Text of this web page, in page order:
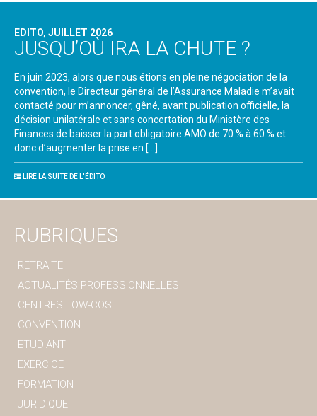
EDITO, JUILLET 2026
JUSQU’OÙ IRA LA CHUTE ?
En juin 2023, alors que nous étions en pleine négociation de la
convention, le Directeur général de l’Assurance Maladie m’avait
contacté pour m’annoncer, gêné, avant publication officielle, la
décision unilatérale et sans concertation du Ministère des
Finances de baisser la part obligatoire AMO de 70 % à 60 % et
donc d’augmenter la prise en […]
LIRE LA SUITE DE L'ÉDITO
RUBRIQUES
RETRAITE
ACTUALITÉS PROFESSIONNELLES
CENTRES LOW-COST
CONVENTION
ETUDIANT
EXERCICE
FORMATION
JURIDIQUE